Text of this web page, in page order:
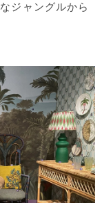
ジャングルから